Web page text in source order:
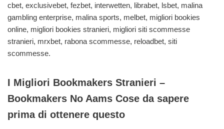
cbet, exclusivebet, fezbet, interwetten, librabet, lsbet, malina
gambling enterprise, malina sports, melbet, migliori bookies
online, migliori bookies stranieri, migliori siti scommesse
stranieri, mrxbet, rabona scommesse, reloadbet, siti
scommesse.
I Migliori Bookmakers Stranieri –
Bookmakers No Aams Cose da sapere
prima di ottenere questo